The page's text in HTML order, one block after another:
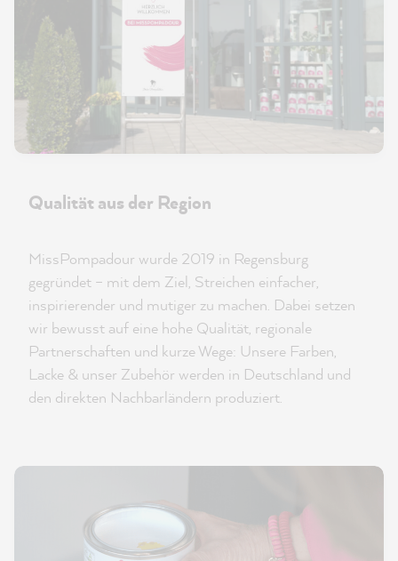
Qualität aus der Region
MissPompadour wurde 2019 in Regensburg
gegründet – mit dem Ziel, Streichen einfacher,
inspirierender und mutiger zu machen. Dabei setzen
wir bewusst auf eine hohe Qualität, regionale
Partnerschaften und kurze Wege: Unsere Farben,
Lacke & unser Zubehör werden in Deutschland und
den direkten Nachbarländern produziert.